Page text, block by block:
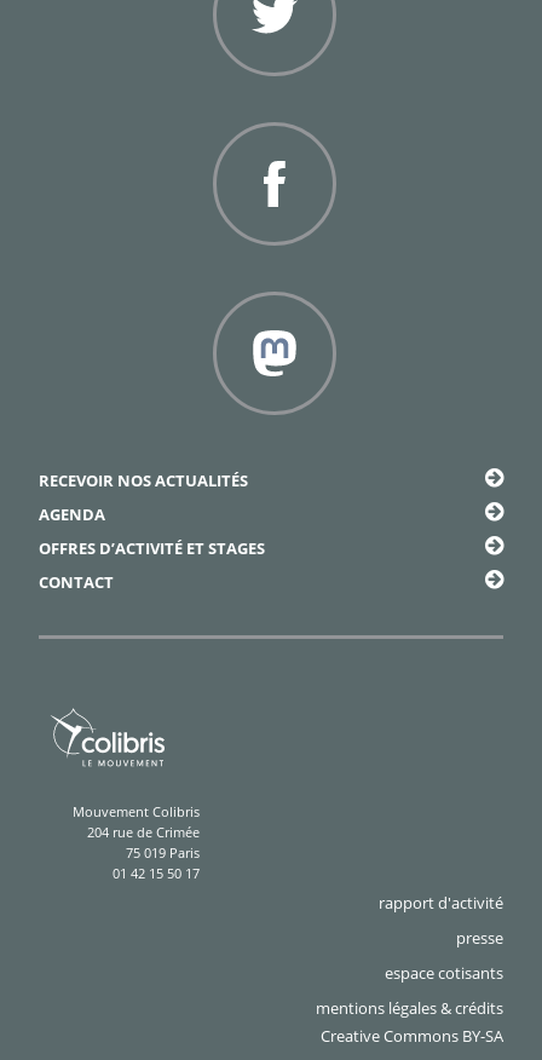
Mouvement Colibris
204 rue de Crimée
75 019 Paris
01 42 15 50 17
RECEVOIR NOS ACTUALITÉS
AGENDA
OFFRES D’ACTIVITÉ ET STAGES
CONTACT
Creative Commons BY-SA
rapport d'activité
presse
espace cotisants
mentions légales & crédits